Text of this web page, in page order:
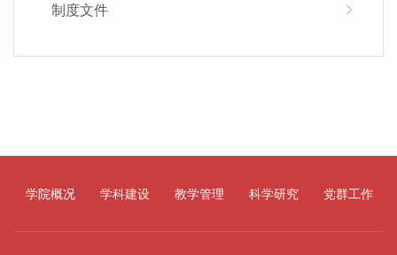
制度文件
学院概况 学科建设 教学管理 科学研究 党群工作